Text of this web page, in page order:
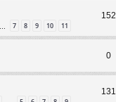
… 7 8 9 10 11
152
0
131